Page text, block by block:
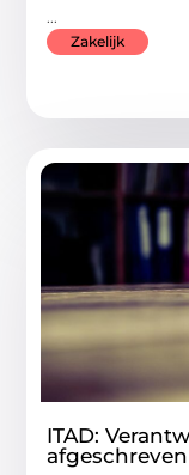
...
Zakelijk
ITAD: